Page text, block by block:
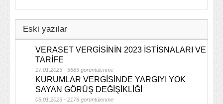
Eski yazılar
VERASET VERGİSİNİN 2023 İSTİSNALARI VE
TARİFE
17.01.2023 - 5683 görüntülenme
KURUMLAR VERGİSİNDE YARGIYI YOK
SAYAN GÖRÜŞ DEĞİŞİKLİĞİ
05.01.2023 - 2176 görüntülenme